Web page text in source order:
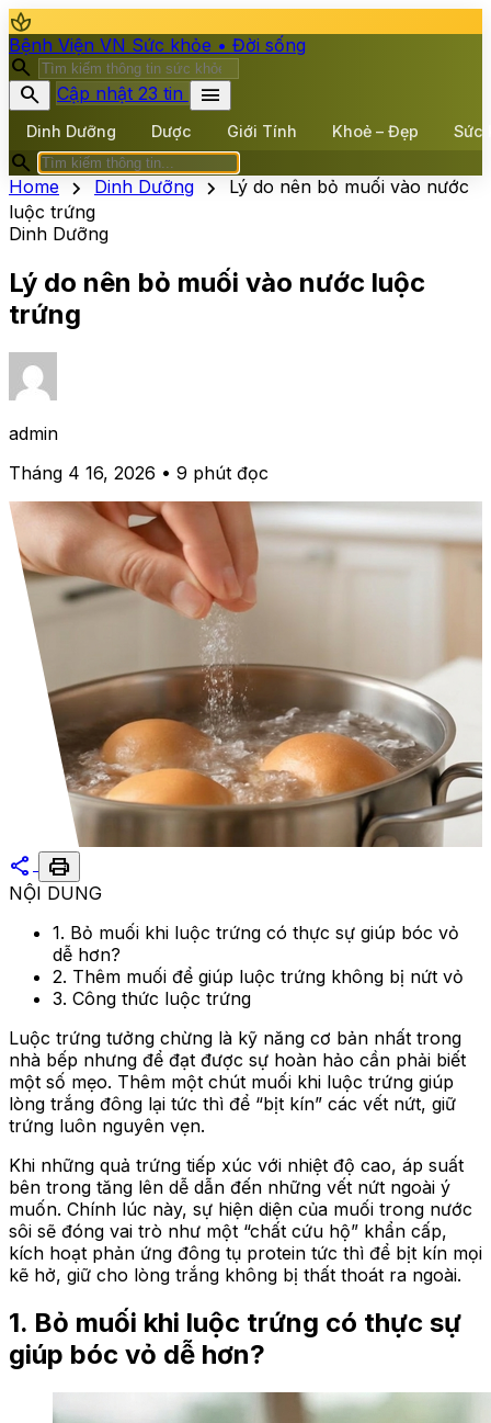
spa
Bệnh Viện VN Sức khỏe • Đời sống
search
search
Cập nhật 23 tin menu
Dinh Dưỡng Dược Giới Tính Khoẻ – Đẹp Sức
search
Home chevron_right Dinh Dưỡng chevron_right
Lý do nên bỏ muối vào nước
luộc trứng
Dinh Dưỡng
Lý do nên bỏ muối vào nước luộc
trứng
admin
Tháng 4 16, 2026 • 9 phút đọc
share print
NỘI DUNG
1. Bỏ muối khi luộc trứng có thực sự giúp bóc vỏ
dễ hơn?
2. Thêm muối để giúp luộc trứng không bị nứt vỏ
3. Công thức luộc trứng
Luộc trứng tưởng chừng là kỹ năng cơ bản nhất trong
nhà bếp nhưng để đạt được sự hoàn hảo cần phải biết
một số mẹo. Thêm một chút muối khi luộc trứng giúp
lòng trắng đông lại tức thì để “bịt kín” các vết nứt, giữ
trứng luôn nguyên vẹn.
Khi những quả trứng tiếp xúc với nhiệt độ cao, áp suất
bên trong tăng lên dễ dẫn đến những vết nứt ngoài ý
muốn. Chính lúc này, sự hiện diện của muối trong nước
sôi sẽ đóng vai trò như một “chất cứu hộ” khẩn cấp,
kích hoạt phản ứng đông tụ protein tức thì để bịt kín mọi
kẽ hở, giữ cho lòng trắng không bị thất thoát ra ngoài.
1. Bỏ muối khi luộc trứng có thực sự
giúp bóc vỏ dễ hơn?